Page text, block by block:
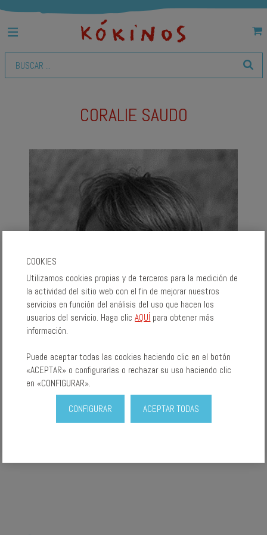
CORALIE SAUDO
COOKIES
Utilizamos cookies propias y de terceros para la medición de
la actividad del sitio web con el fin de mejorar nuestros
servicios en función del análisis del uso que hacen los
usuarios del servicio. Haga clicAQUÍ para obtener más
información.
Puede aceptar todas las cookies haciendo clic en el botón
«ACEPTAR» o configurarlas o rechazar su uso haciendo clic
en «CONFIGURAR».
CONFIGURAR ACEPTAR TODAS